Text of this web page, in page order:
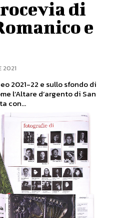
di
e
2021
2021-22 e sullo sfondo di
l’Altare d’argento di San
con...